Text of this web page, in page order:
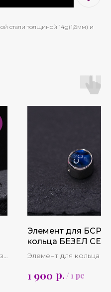
стали толщиной 14g(1,6мм) и
Элемент для БСР
кольца БЕЗЕЛ СЕТ
(BEZEL SET)
Элемент для кольца из
бренда Industrial
1 900 р./1 pc